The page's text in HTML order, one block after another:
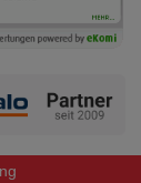
13,49 €
4,48 €(25%